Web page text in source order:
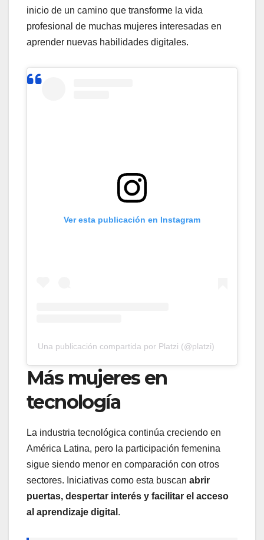
inicio de un camino que transforme la vida
profesional de muchas mujeres interesadas en
aprender nuevas habilidades digitales.
Ver esta publicación en Instagram
Una publicación compartida por Platzi (@platzi)
Más mujeres en
tecnología
La industria tecnológica continúa creciendo en
América Latina, pero la participación femenina
sigue siendo menor en comparación con otros
sectores. Iniciativas como esta buscan abrir
puertas, despertar interés y facilitar el acceso
al aprendizaje digital .